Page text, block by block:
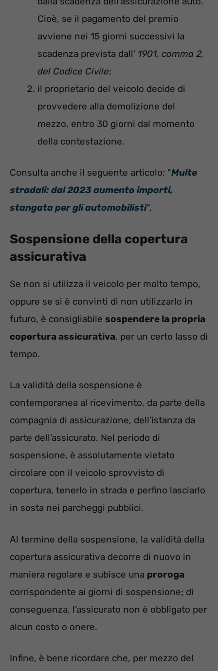
Cioè, se il pagamento del premio
avviene nei 15 giorni successivi la
scadenza prevista dall’ 1901, comma 2,
del Codice Civile;
il proprietario del veicolo decide di
provvedere alla demolizione del
mezzo, entro 30 giorni dal momento
della contestazione.
Consulta anche il seguente articolo: “Multe
stradali: dal 2023 aumento importi,
stangata per gli automobilisti“.
Sospensione della copertura
assicurativa
Se non si utilizza il veicolo per molto tempo,
oppure se si è convinti di non utilizzarlo in
futuro, è consigliabile sospendere la propria
copertura assicurativa, per un certo lasso di
tempo.
La validità della sospensione è
contemporanea al ricevimento, da parte della
compagnia di assicurazione, dell’istanza da
parte dell’assicurato. Nel periodo di
sospensione, è assolutamente vietato
circolare con il veicolo sprovvisto di
copertura, tenerlo in strada e perfino lasciarlo
in sosta nei parcheggi pubblici.
Al termine della sospensione, la validità della
copertura assicurativa decorre di nuovo in
maniera regolare e subisce una proroga
corrispondente ai giorni di sospensione; di
conseguenza, l’assicurato non è obbligato per
alcun costo o onere.
Infine, è bene ricordare che, per mezzo del